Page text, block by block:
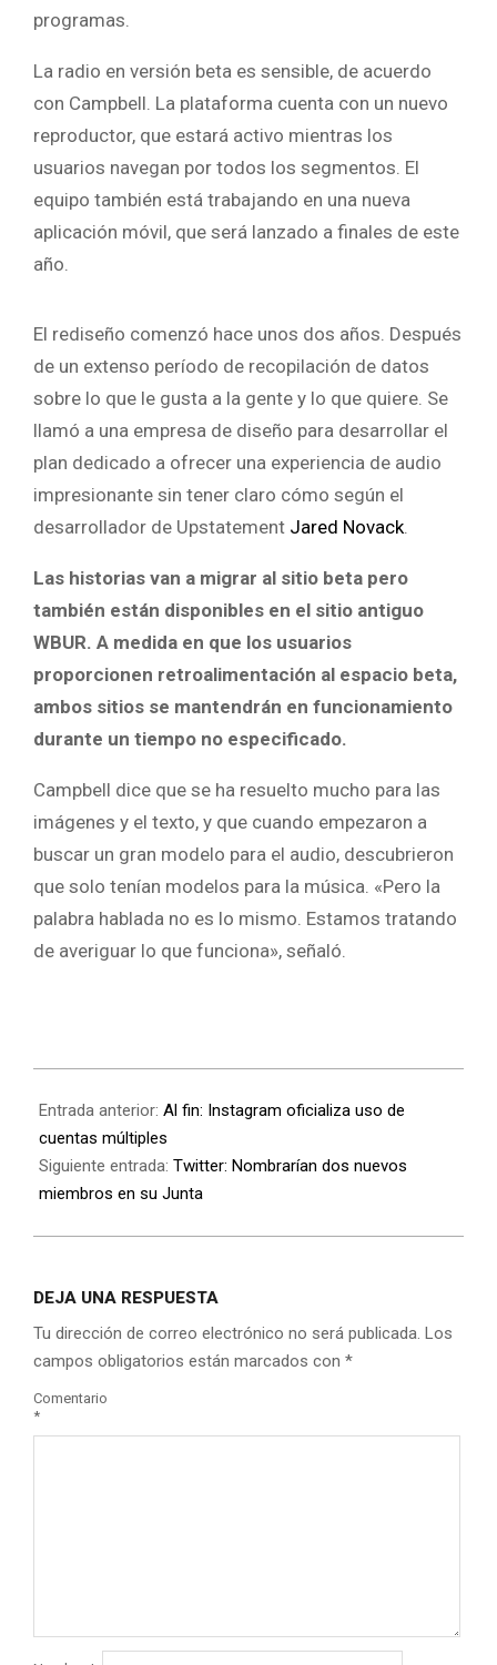
programas.
La radio en versión beta es sensible, de acuerdo
con Campbell. La plataforma cuenta con un nuevo
reproductor, que estará activo mientras los
usuarios navegan por todos los segmentos. El
equipo también está trabajando en una nueva
aplicación móvil, que será lanzado a finales de este
año.
El rediseño comenzó hace unos dos años. Después
de un extenso período de recopilación de datos
sobre lo que le gusta a la gente y lo que quiere. Se
llamó a una empresa de diseño para desarrollar el
plan dedicado a ofrecer una experiencia de audio
impresionante sin tener claro cómo según el
desarrollador de Upstatement Jared Novack
Las historias van a migrar al sitio beta pero
también están disponibles en el sitio antiguo
WBUR. A medida en que los usuarios
proporcionen retroalimentación al espacio beta,
ambos sitios se mantendrán en funcionamiento
durante un tiempo no especificado.
Campbell dice que se ha resuelto mucho para las
imágenes y el texto, y que cuando empezaron a
buscar un gran modelo para el audio, descubrieron
que solo tenían modelos para la música. «Pero la
palabra hablada no es lo mismo. Estamos tratando
de averiguar lo que funciona», señaló.
Entrada anterior: Al fin: Instagram oficializa uso de
cuentas múltiples
Siguiente entrada: Twitter: Nombrarían dos nuevos
miembros en su Junta
DEJA UNA RESPUESTA
Tu dirección de correo electrónico no será publicada. Los
campos obligatorios están marcados con *
Comentario
*